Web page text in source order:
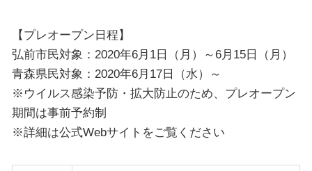
【プレオープン日程】
弘前市民対象：2020年6月1日（月）～6月15日（月）
青森県民対象：2020年6月17日（水）～
※ウイルス感染予防・拡大防止のため、プレオープン
期間は事前予約制
※詳細は公式Webサイトをご覧ください